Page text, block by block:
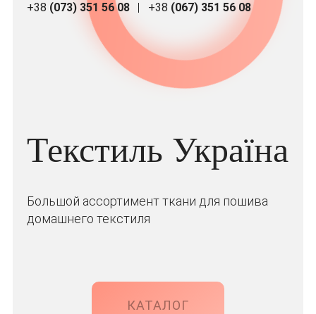
+38 (073) 351 56 08 +38 (067) 351 56 08
Текстиль Україна
Большой ассортимент ткани для пошива
домашнего текстиля
КАТАЛОГ